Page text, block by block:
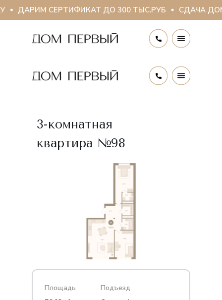
ДАРИМ СЕРТИФИКАТ ДО 300 ТЫС.РУБ СДАЧА
3-комнатная
квартира №98
Площадь Подъезд